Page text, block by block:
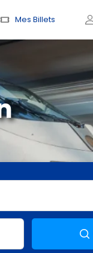
Mes Billets